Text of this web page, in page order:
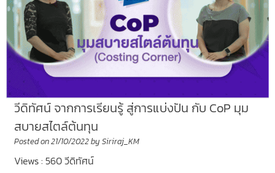
วีดิทัศน์ จากการเรียนรู้ สู่การแบ่งปัน กับ CoP มุม
สบายสไตล์ต้นทุน
Posted on21/10/2022by Siriraj_KM
Views : 560 วีดิทัศน์